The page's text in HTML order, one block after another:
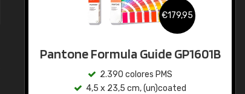
€179,95
Pantone Formula Guide GP1601B
2.390 colores PMS
4,5 x 23,5 cm, (un)coated